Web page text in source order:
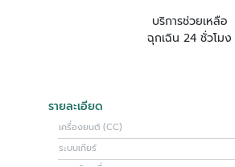
บริการช่วยเหลือ
ฉุกเฉิน 24 ชั่วโมง
รายละเอียด
เครื่องยนต์ (CC)
ระบบเกียร์